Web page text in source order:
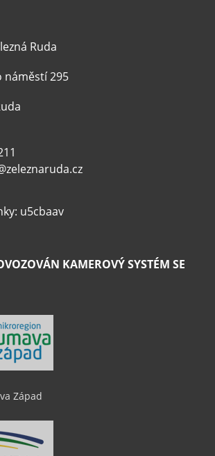
Ruda
náměstí 295
u5cbaav
KAMEROVÝ SYSTÉM SE
Západ